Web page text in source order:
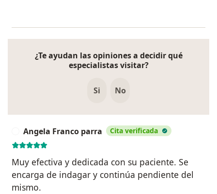
¿Te ayudan las opiniones a decidir qué
especialistas visitar?
Si No
Angela Franco parra Cita verificada
Muy efectiva y dedicada con su paciente. Se
encarga de indagar y continúa pendiente del
mismo.